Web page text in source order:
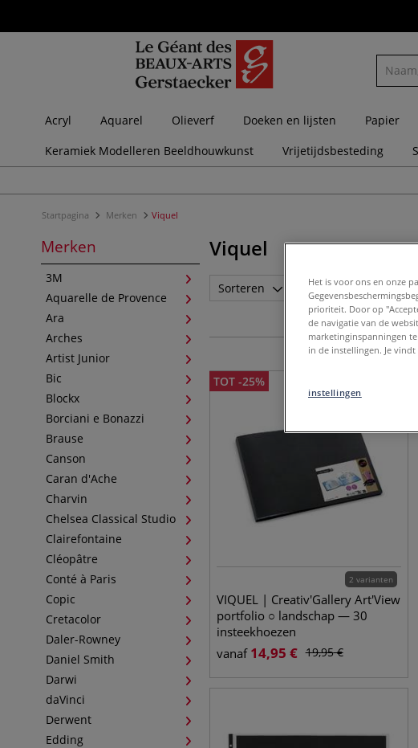
Acryl Aquarel Olieverf Doeken en lijsten Papier
Keramiek Modelleren Beeldhouwkunst
Vrijetijdsbesteding
Startpagina Merken Viquel
Merken
3M
Aquarelle de Provence
Ara
Arches
Artist Junior
Bic
Blockx
Borciani e Bonazzi
Brause
Canson
Caran d'Ache
Charvin
Chelsea Classical Studio
Clairefontaine
Cléopâtre
Conté à Paris
Copic
Cretacolor
Daler-Rowney
Daniel Smith
Darwi
daVinci
Derwent
Edding
Viquel
Sorteren Merk
TOT-25%
2 varianten
VIQUEL | Creativ'Gallery Art'View
portfolio ○ landschap — 30
insteekhoezen
vanaf 14,95 € 19,95€
Het is voor ons en onze
prioriteit. Door op
de navigatie van de
marketinginspanningen
in de instellingen. Je
instellingen